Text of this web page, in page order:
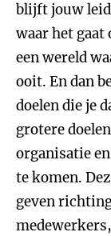
blijft jouw
waar het gaat
een wereld
ooit. En dan
doelen die je
grotere
organisatie
te komen.
geven